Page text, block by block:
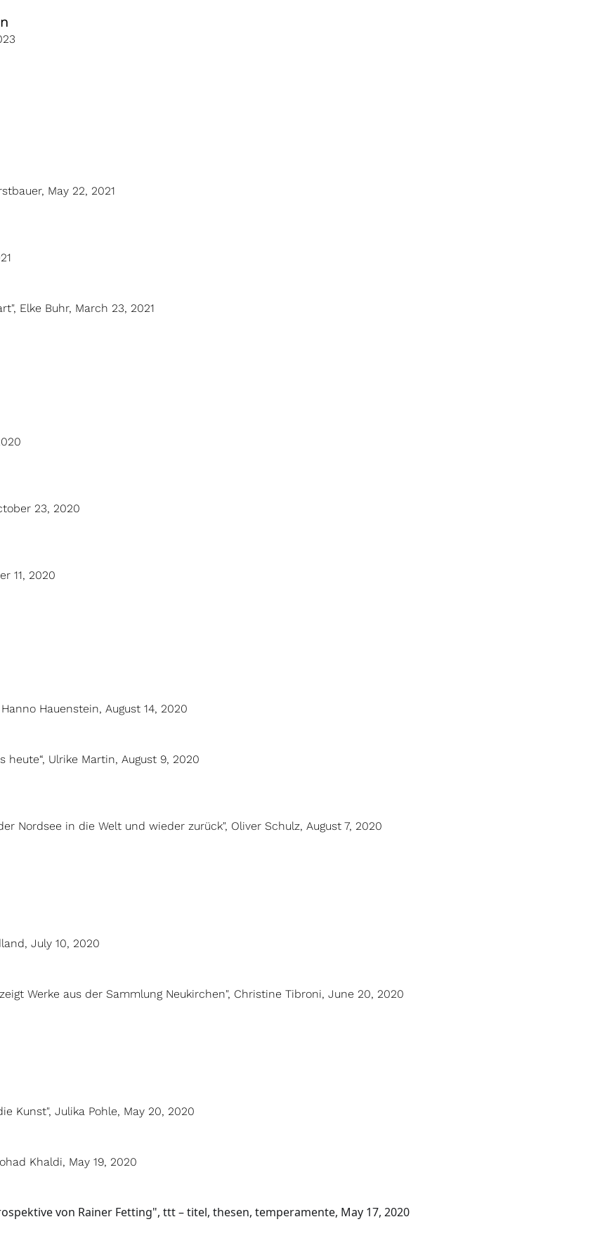
May 22, 2021
Elke Buhr, March 23, 2021
23, 2020
11, 2020
Hauenstein, August 14, 2020
heute“, Ulrike Martin, August 9, 2020
Nordsee in die Welt und wieder zurück", Oliver Schulz, August 7, 2020
July 10, 2020
Werke aus der Sammlung Neukirchen", Christine Tibroni, June 20, 2020
Kunst", Julika Pohle, May 20, 2020
Khaldi, May 19, 2020
von Rainer Fetting", ttt – titel, thesen, temperamente, May 17, 2020